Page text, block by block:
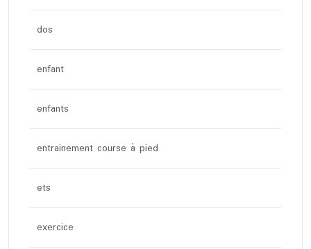
dos
enfant
enfants
entrainement course à pied
ets
exercice